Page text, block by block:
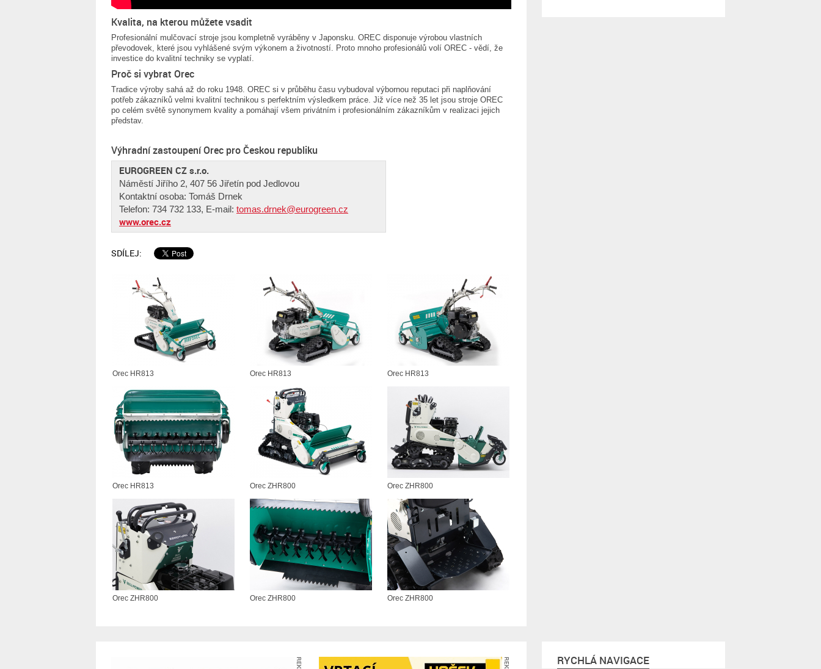
Kvalita, na kterou můžete vsadit
Profesionální mulčovací stroje jsou kompletně vyráběny v Japonsku. OREC disponuje výrobou vlastních
převodovek, které jsou vyhlášené svým výkonem a životností. Proto mnoho profesionálů volí OREC - vědí, že
investice do kvalitní techniky se vyplatí.
Proč si vybrat Orec
Tradice výroby sahá až do roku 1948. OREC si v průběhu času vybudoval výbornou reputaci při naplňování
potřeb zákazníků velmi kvalitní technikou s perfektním výsledkem práce. Již více než 35 let jsou stroje OREC
po celém světě synonymem kvality a pomáhají všem privátním i profesionálním zákazníkům v realizaci jejich
představ.
Výhradní zastoupení Orec pro Českou republiku
EUROGREEN CZ s.r.o.
Náměstí Jiřího 2, 407 56 Jiřetín pod Jedlovou
Kontaktní osoba: Tomáš Drnek
Telefon: 734 732 133, E-mail: tomas.drnek@eurogreen.cz
www.orec.cz
SDÍLEJ:
Orec HR813 Orec HR813 Orec HR813
Orec HR813 Orec ZHR800 Orec ZHR800
Orec ZHR800 Orec ZHR800 Orec ZHR800
RYCHLÁ NAVIGACE